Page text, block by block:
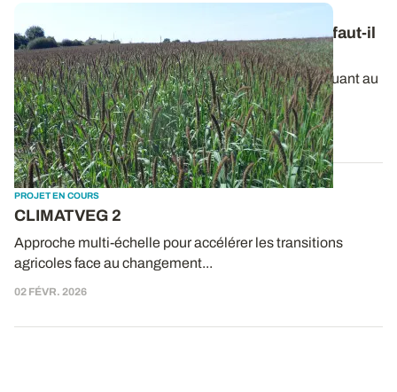
Moissons précoces et stocks fourragers : faut-il
en profiter pour cultiver une dérobée ?
La sécheresse se prolonge et l’inquiétude grandit quant au
potentiel de récolte espéré...
09 JUILL. 2026
PROJET EN COURS
CLIMATVEG 2
Approche multi-échelle pour accélérer les transitions
agricoles face au changement...
02 FÉVR. 2026